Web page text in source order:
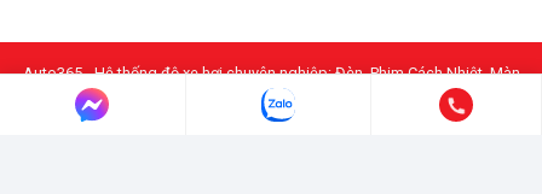
Auto365 - Hệ thống độ xe hơi chuyên nghiệp: Đèn, Phim Cách Nhiệt, Màn
Hình DVD Android, PPF